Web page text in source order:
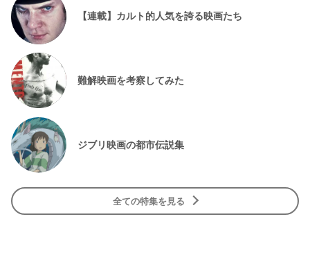
【連載】カルト的人気を誇る映画たち
難解映画を考察してみた
ジブリ映画の都市伝説集
全ての特集を見る